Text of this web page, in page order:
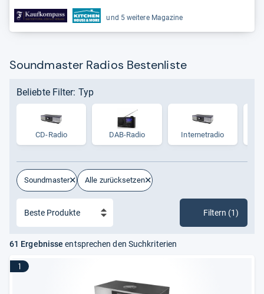
und 5 weitere Magazine
Soundmaster Radios Bestenliste
Beliebte Filter: Typ
CD-Radio DAB-Radio Inter­ne­tra­dio
Soundmaster Alle zurücksetzen
Filtern (1)
61 Ergebnisse entsprechen den Suchkriterien
1